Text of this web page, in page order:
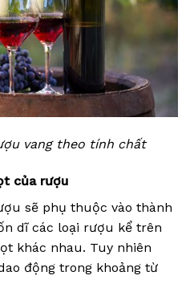
vang theo tính chất
của rượu
sẽ phụ thuộc vào thành
dĩ các loại rượu kể trên
khác nhau. Tuy nhiên
động trong khoảng từ